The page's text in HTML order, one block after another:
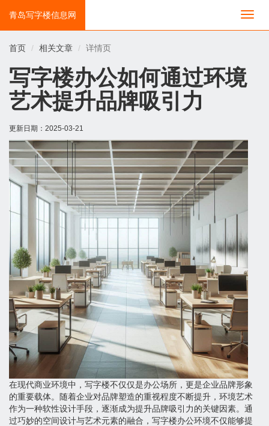
切
青岛写字楼信息网
首页 相关文章 详情页
写字楼办公如何通过环境
艺术提升品牌吸引力
更新日期： 2025-03-21
在现代商业环境中，写字楼不仅仅是办公场所，更是企业品牌形象
的重要载体。随着企业对品牌塑造的重视程度不断提升，环境艺术
作为一种软性设计手段，逐渐成为提升品牌吸引力的关键因素。通
过巧妙的空间设计与艺术元素的融合，写字楼办公环境不仅能够提